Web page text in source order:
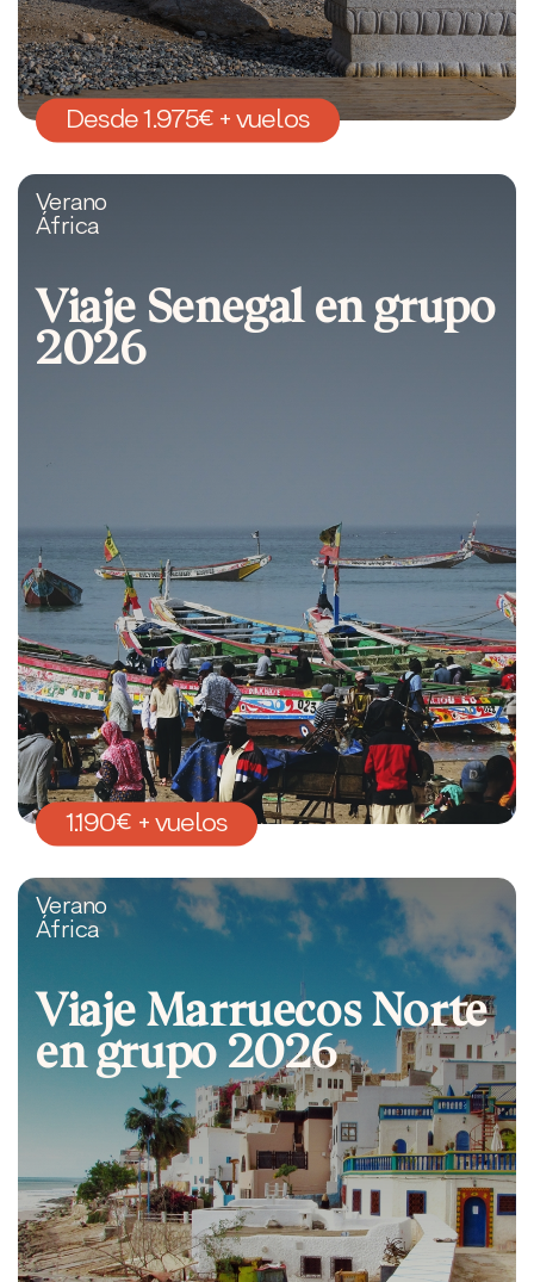
Desde 1.975€ + vuelos
Verano
África
Viaje Senegal en grupo
2026
1.190€ + vuelos
Verano
África
Viaje Marruecos Norte
en grupo 2026